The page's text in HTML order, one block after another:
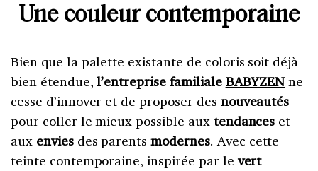
Une couleur contemporaine
Bien que la palette existante de coloris soit déjà
bien étendue,l’entreprise familiale BABYZENne
cesse d’innover et de proposer des nouveautés
pour coller le mieux possible aux tendances et
aux enviesdes parentsmodernes. Avec cette
teinte contemporaine, inspirée par le vert